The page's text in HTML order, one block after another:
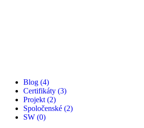
Blog (4)
Certifikáty (3)
Projekt (2)
Spoločenské (2)
SW (0)